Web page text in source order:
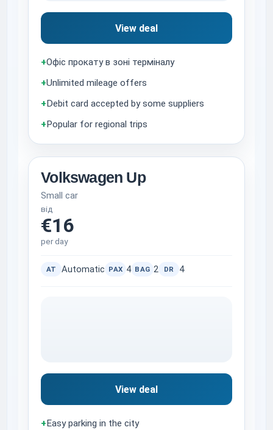
View deal
+Офіс прокату в зоні терміналу
+Unlimited mileage offers
+Debit card accepted by some suppliers
+Popular for regional trips
Volkswagen Up
Small car
від
€16
per day
AT Automatic PAX 4 BAG 2 DR 4
View deal
+ Easy parking in the city